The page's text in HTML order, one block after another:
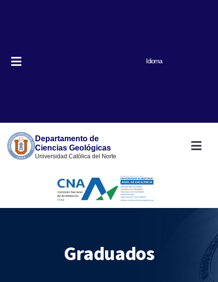
Idioma
Departamento de
Ciencias Geológicas
Universidad Católica del Norte
Graduados